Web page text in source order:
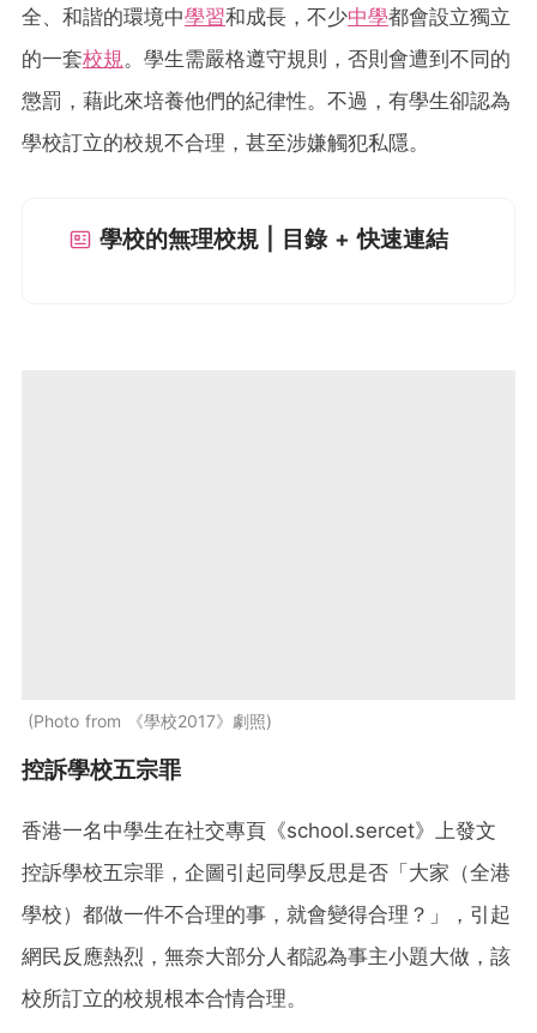
全、和諧的環境中學習和成長，不少中學都會設立獨立
的一套校規 。學生需嚴格遵守規則，否則會遭到不同的
懲罰，藉此來培養他們的紀律性。不過，有學生卻認為
學校訂立的校規不合理，甚至涉嫌觸犯私隱。
學校的無理校規 | 目錄 + 快速連結
Photo from 《學校2017》劇照
控訴學校五宗罪
香港一名中學生在社交專頁《school.sercet》上發文
控訴學校五宗罪，企圖引起同學反思是否「大家（全港
學校）都做一件不合理的事，就會變得合理？」，引起
網民反應熱烈，無奈大部分人都認為事主小題大做，該
校所訂立的校規根本合情合理。